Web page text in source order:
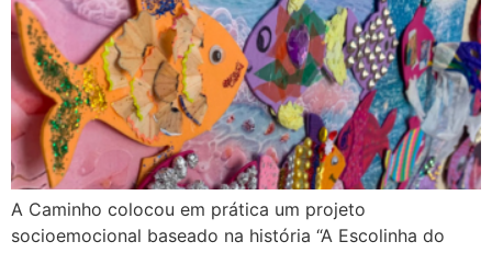
A Caminho colocou em prática um projeto
socioemocional baseado na história “A Escolinha do